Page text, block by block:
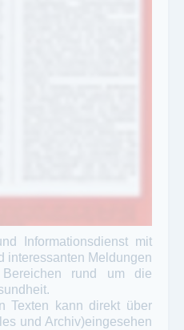
Informationsdienst mit
interessanten Meldungen
rund um die
Texten kann direkt über
und Archiv)eingesehen